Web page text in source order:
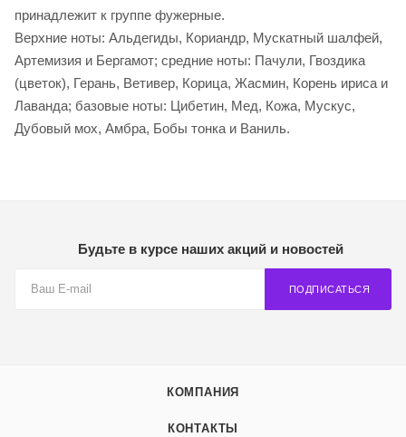
принадлежит к группе фужерные.
Верхние ноты: Альдегиды, Кориандр, Мускатный шалфей,
Артемизия и Бергамот; средние ноты: Пачули, Гвоздика
(цветок), Герань, Ветивер, Корица, Жасмин, Корень ириса и
Лаванда; базовые ноты: Цибетин, Мед, Кожа, Мускус,
Дубовый мох, Амбра, Бобы тонка и Ваниль.
Будьте в курсе наших акций и новостей
ПОДПИСАТЬСЯ
КОМПАНИЯ
КОНТАКТЫ